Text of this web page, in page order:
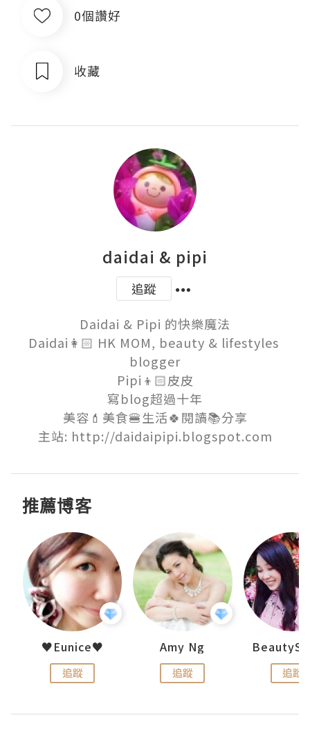
0個讚好
收藏
daidai & pipi
追蹤
Daidai & Pipi 的快樂魔法
Daidai👩🏻 HK MOM, beauty & lifestyles
blogger
Pipi👦🏻皮皮
寫blog超過十年
美容💄美食🍔生活🍀閱讀📚分享
主站: http://daidaipipi.blogspot.com
推薦博客
♥Eunice♥
追蹤
Amy Ng
追蹤 追蹤